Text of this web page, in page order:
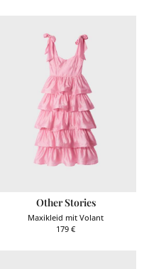
Other Stories
Maxikleid mit Volant
179 €